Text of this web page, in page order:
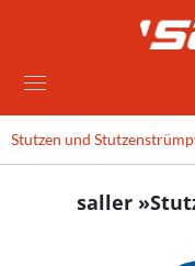
Stutzen und
saller